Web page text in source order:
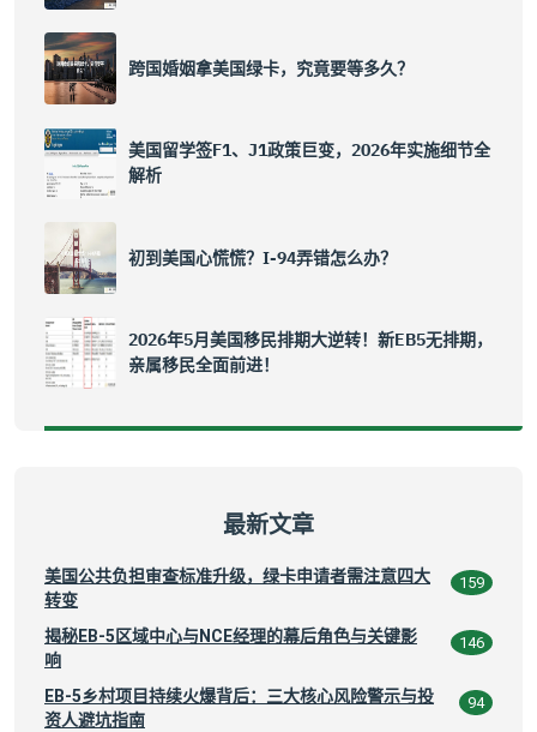
跨国婚姻拿美国绿卡，究竟要等多久？
美国留学签F1、J1政策巨变，2026年实施细节全
解析
初到美国心慌慌？I-94弄错怎么办？
2026年5月美国移民排期大逆转！新EB5无排期，
亲属移民全面前进！
最新文章
美国公共负担审查标准升级，绿卡申请者需注意四大
转变
159
揭秘EB-5区域中心与NCE经理的幕后角色与关键影
响
146
EB-5乡村项目持续火爆背后：三大核心风险警示与投
资人避坑指南
94